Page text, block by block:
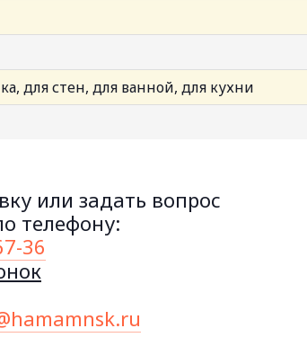
для стен, для ванной, для кухни
или задать вопрос
телефону:
36